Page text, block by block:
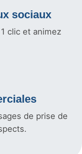
sociaux
clic et animez
de prise de